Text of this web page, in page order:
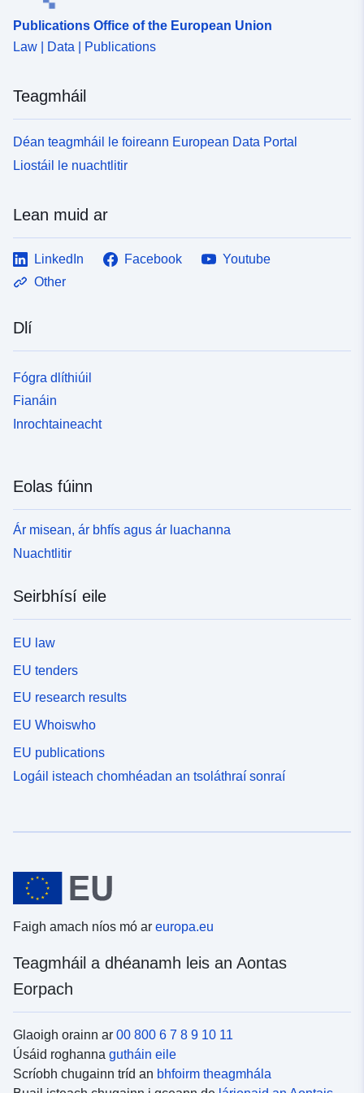
Tá sé de réir:
http://data.europa.eu/eli/reg/2009/
Publications Office of the European Union
Law | Data | Publications
Teagmháil
Déan teagmháil le foireann European Data Portal
Liostáil le nuachtlitir
Lean muid ar
LinkedIn Facebook
Youtube
Other
Dlí
Fógra dlíthiúil
Fianáin
Inrochtaineacht
Eolas fúinn
Ár misean, ár bhfís agus ár luachanna
Nuachtlitir
Seirbhísí eile
EU law
EU tenders
EU research results
EU Whoiswho
EU publications
Logáil isteach chomhéadan an tsoláthraí sonraí
Faigh amach níos mó ar europa.eu
Teagmháil a dhéanamh leis an Aontas
Eorpach
Glaoigh orainn ar 00 800 6 7 8 9 10 11
Úsáid roghanna gutháin eile
Scríobh chugainn tríd an bhfoirm theagmhála